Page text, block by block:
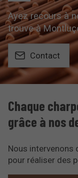
Ayez recours à
trouve à
Contact
Chaque
grâce à nos
Nous intervenons
pour réaliser des